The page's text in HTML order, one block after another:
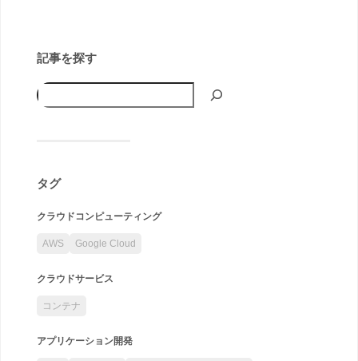
記事を探す
タグ
クラウドコンピューティング
AWS Google Cloud
クラウドサービス
コンテナ
アプリケーション開発